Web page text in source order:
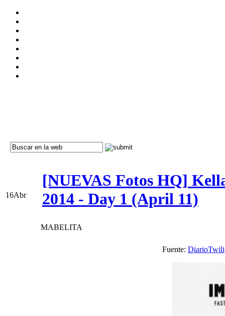
16Abr
[NUEVAS Fotos HQ]
2014 - Day 1 (April 11)
MABELITA
Fuente: